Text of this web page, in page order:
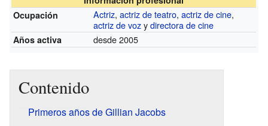
Ocupación
Actriz,actriz de teatro,actriz de cine,
actriz de vozydirectora de cine
Años activa desde 2005
Contenido
Primeros años de Gillian Jacobs